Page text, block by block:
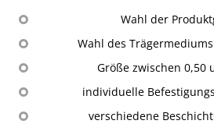
Wahl der
Wahl des
Größe zwischen 0,50
individuelle
verschiedene